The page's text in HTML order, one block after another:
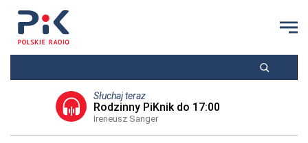
Słuchaj teraz
Rodzinny PiKnik do 17:00
Ireneusz Sanger